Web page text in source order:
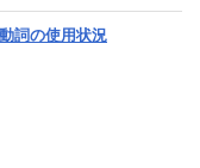
詞の使用状況